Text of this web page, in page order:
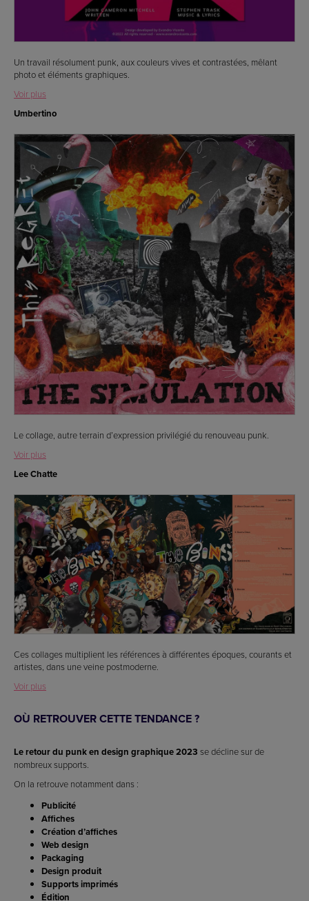
Un travail résolument punk, aux couleurs vives et contrastées, mêlant
photo et éléments graphiques.
Voir plus
Umbertino
Le collage, autre terrain d’expression privilégié du renouveau punk.
Voir plus
Lee Chatte
Ces collages multiplient les références à différentes époques, courants et
artistes, dans une veine postmoderne.
Voir plus
OÙ RETROUVER CETTE TENDANCE ?
Le retour du punk en design graphique 2023 se décline sur de
nombreux supports.
On la retrouve notamment dans :
Publicité
Affiches
Création d’affiches
Web design
Packaging
Design produit
Supports imprimés
Édition